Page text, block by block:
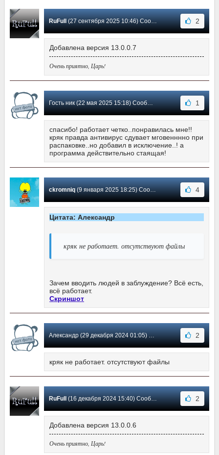
RuFull(27 сентября 2025 10:46) Сообщение #65 2
Добавлена версия 13.0.0.7
Очень приятно, Царь!
Гость ник (22 мая 2025 15:18) Сообщение #64 1
спасибо! работает четко..понравилась мне!!
кряк правда антивирус сдувает мговенннно при
распаковке..но добавил в исключение..! а
программа действительно стаящая!
ckromniq(9 января 2025 18:25) Сообщение #63 4
Цитата: Александр
кряк не работает. отсутствуют файлы
Зачем вводить людей в заблуждение? Всё есть,
всё работает.
Скриншот
Александр (29 декабря 2024 01:05) Сообщение #62 2
кряк не работает. отсутствуют файлы
RuFull(16 декабря 2024 15:40) Сообщение #61 2
Добавлена версия 13.0.0.6
Очень приятно, Царь!